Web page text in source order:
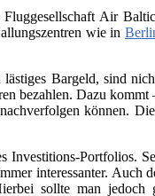
Air
wie in
Bargeld, sind
bezahlen. Dazu
können.
Portfolios.
interessanter.
sollte man